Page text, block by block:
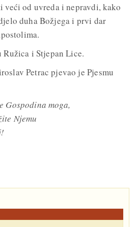
od uvreda i nepravdi, kako
duha Božjega i prvi dar
i Stjepan Lice.
Petrac pjevao je Pjesmu
moga,
Njemu